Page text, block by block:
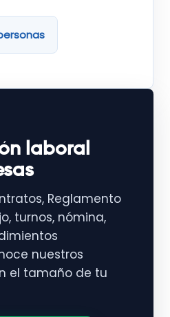
laboral
Reglamento
turnos, nómina,
nuestros
el tamaño de tu